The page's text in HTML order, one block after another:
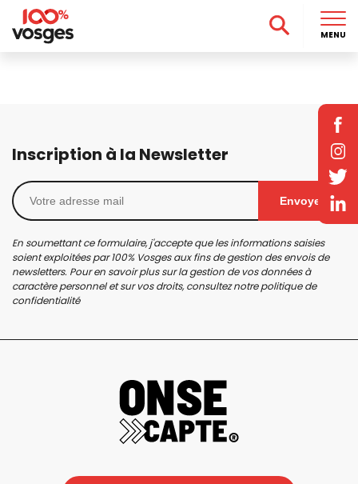
Inscription à la Newsletter
Envoyer
En soumettant ce formulaire, j'accepte que les informations saisies
soient exploitées par 100% Vosges aux fins de gestion des envois de
newsletters. Pour en savoir plus sur la gestion de vos données à
caractère personnel et sur vos droits, consultez notrepolitique de
confidentialité
MENU